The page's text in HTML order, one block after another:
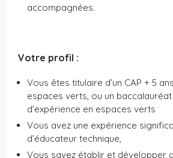
accompagnées.
Votre profil :
Vous êtes titulaire d’un CAP + 5
espaces verts, ou un
d’expérience en espaces verts
Vous avez une expérience
d’éducateur technique,
Vous savez établir et développer